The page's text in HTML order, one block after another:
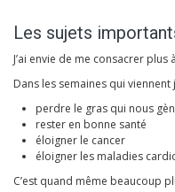
Les sujets
J’ai envie de me consacrer plus
Dans les semaines qui
perdre le gras qui nous
rester en bonne santé
éloigner le cancer
éloigner les maladies
C’est quand même beaucoup